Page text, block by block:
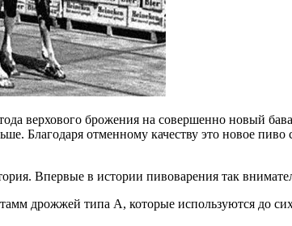
верхового брожения на совершенно новый
Благодаря отменному качеству это новое
Впервые в истории пивоварения так
дрожжей типа А, которые используются до